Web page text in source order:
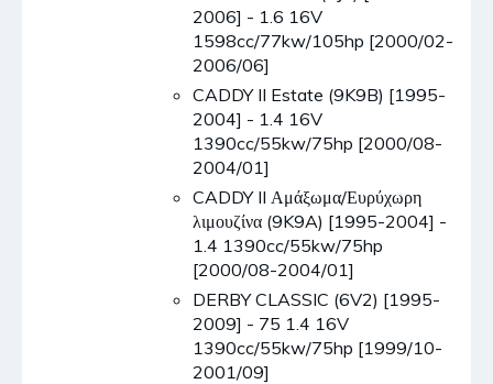
2006] - 1.6 16V
1598cc/77kw/105hp [2000/02-
2006/06]
CADDY II Estate (9K9B) [1995-
2004] - 1.4 16V
1390cc/55kw/75hp [2000/08-
2004/01]
CADDY II Αμάξωμα/Ευρύχωρη
λιμουζίνα (9K9A) [1995-2004] -
1.4 1390cc/55kw/75hp
[2000/08-2004/01]
DERBY CLASSIC (6V2) [1995-
2009] - 75 1.4 16V
1390cc/55kw/75hp [1999/10-
2001/09]